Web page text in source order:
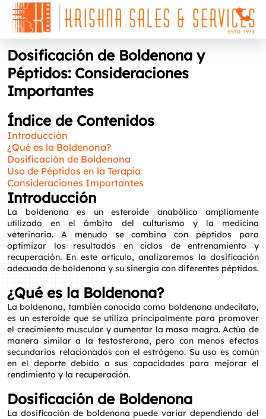
Dosificación de Boldenona y
Péptidos: Consideraciones
Importantes
Índice de Contenidos
Introducción
¿Qué es la Boldenona?
Dosificación de Boldenona
Uso de Péptidos en la Terapia
Consideraciones Importantes
Introducción
La boldenona es un esteroide anabólico ampliamente
utilizado en el ámbito del culturismo y la medicina
veterinaria. A menudo se combina con péptidos para
optimizar los resultados en ciclos de entrenamiento y
recuperación. En este artículo, analizaremos la dosificación
adecuada de boldenona y su sinergia con diferentes péptidos.
¿Qué es la Boldenona?
La boldenona, también conocida como boldenona undecilato,
es un esteroide que se utiliza principalmente para promover
el crecimiento muscular y aumentar la masa magra. Actúa de
manera similar a la testosterona, pero con menos efectos
secundarios relacionados con el estrógeno. Su uso es común
en el deporte debido a sus capacidades para mejorar el
rendimiento y la recuperación.
Dosificación de Boldenona
La dosificación de boldenona puede variar dependiendo del